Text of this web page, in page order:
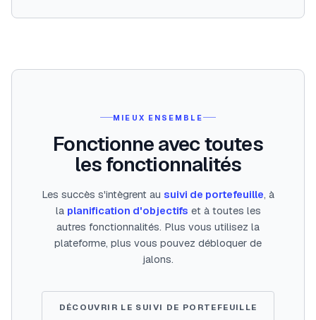
MIEUX ENSEMBLE
Fonctionne avec toutes
les fonctionnalités
Les succès s'intègrent au suivi de portefeuille, à
la planification d'objectifs et à toutes les
autres fonctionnalités. Plus vous utilisez la
plateforme, plus vous pouvez débloquer de
jalons.
DÉCOUVRIR LE SUIVI DE PORTEFEUILLE